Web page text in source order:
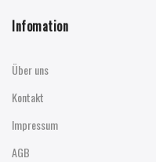
Infomation
Über uns
Kontakt
Impressum
AGB